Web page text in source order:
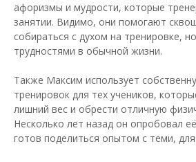
афоризмы и мудрости, которые
занятии. Видимо, они помогают
собираться с духом на тренировке,
трудностями в обычной жизни.
Также Максим использует
тренировок для тех учеников,
лишний вес и обрести отличную
Несколько лет назад он опробовал
готов поделиться опытом с теми,